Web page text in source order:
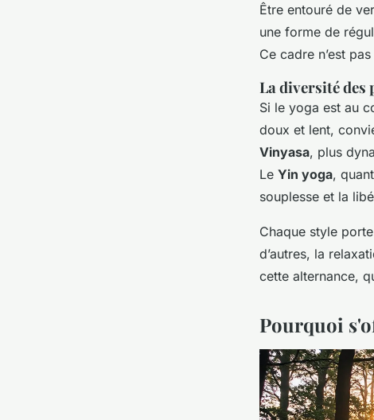
Être entouré de
une forme de
Ce cadre n’est
La diversité des
Si le yoga est au
doux et lent,
Vinyasa, plus
Le Yin yoga,
souplesse et la
Chaque style
d’autres, la
cette alternance,
Pourquoi